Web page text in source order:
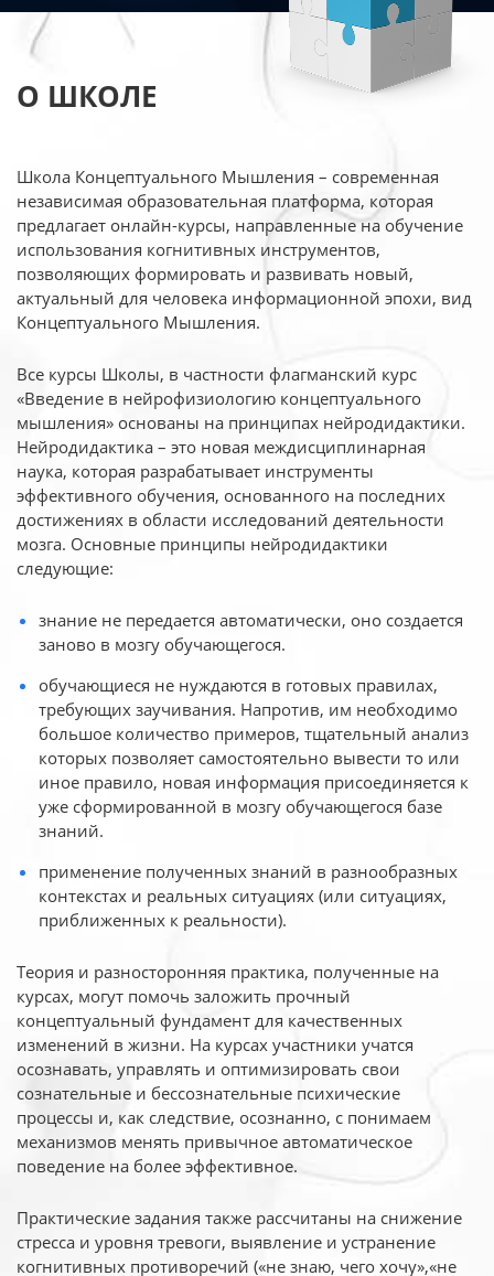
О ШКОЛЕ
Школа Концептуального Мышления – современная
независимая образовательная платформа, которая
предлагает онлайн-курсы, направленные на обучение
использования когнитивных инструментов,
позволяющих формировать и развивать новый,
актуальный для человека информационной эпохи, вид
Концептуального Мышления.
Все курсы Школы, в частности флагманский курс
«Введение в нейрофизиологию концептуального
мышления» основаны на принципах нейродидактики.
Нейродидактика – это новая междисциплинарная
наука, которая разрабатывает инструменты
эффективного обучения, основанного на последних
достижениях в области исследований деятельности
мозга. Основные принципы нейродидактики
следующие:
знание не передается автоматически, оно создается
заново в мозгу обучающегося.
обучающиеся не нуждаются в готовых правилах,
требующих заучивания. Напротив, им необходимо
большое количество примеров, тщательный анализ
которых позволяет самостоятельно вывести то или
иное правило, новая информация присоединяется к
уже сформированной в мозгу обучающегося базе
знаний.
применение полученных знаний в разнообразных
контекстах и реальных ситуациях (или ситуациях,
приближенных к реальности).
Теория и разносторонняя практика, полученные на
курсах, могут помочь заложить прочный
концептуальный фундамент для качественных
изменений в жизни. На курсах участники учатся
осознавать, управлять и оптимизировать свои
сознательные и бессознательные психические
процессы и, как следствие, осознанно, с понимаем
механизмов менять привычное автоматическое
поведение на более эффективное.
Практические задания также рассчитаны на снижение
стресса и уровня тревоги, выявление и устранение
когнитивных противоречий («не знаю, чего хочу»,«не